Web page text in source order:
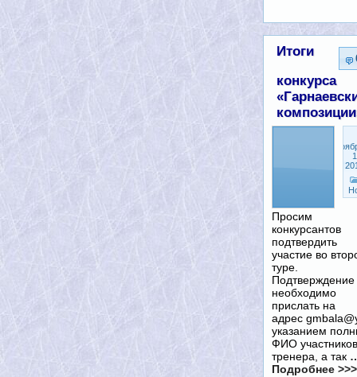
Итоги
конкурса
Просим
конкурсантов
подтвердить
участие во
туре.
Подтверждение
необходимо
прислать на
адрес
указанием
ФИО
тренера, а так
Подробнее >>>